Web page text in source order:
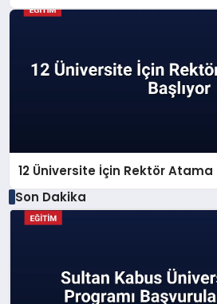
12 Üniversite İçin Rektör Atama
Son Dakika